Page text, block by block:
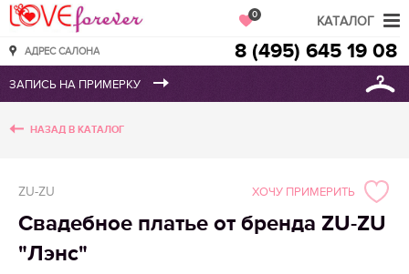
Love Forever
АДРЕС САЛОНА
0
8 (495) 645 19 08
НАЗАД В КАТАЛОГ
ZU-ZU
Свадебное платье от бренда ZU-ZU
"Лэнс"
ХОЧУ ПРИМЕРИТЬ
КАТАЛОГ